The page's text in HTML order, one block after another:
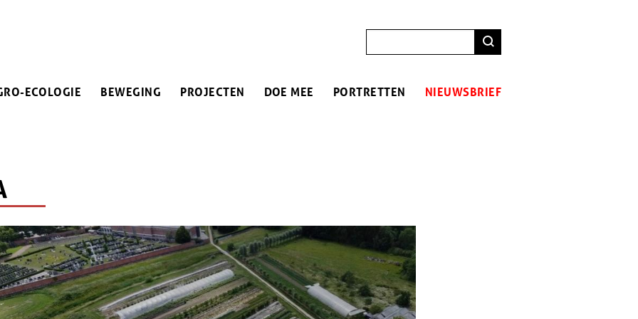
ECOLOGIE BEWEGING PROJECTEN DOE MEE PORTRETTEN NIEUWSBRIEF